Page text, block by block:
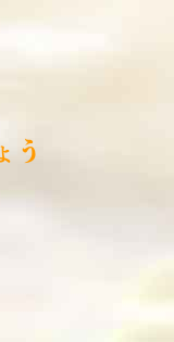
う